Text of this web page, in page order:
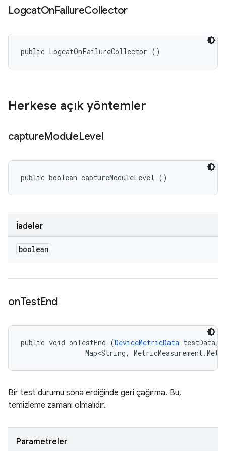
LogcatOnFailureCollector
public LogcatOnFailureCollector ()
Herkese açık yöntemler
captureModuleLevel
public boolean captureModuleLevel ()
İadeler
boolean
onTestEnd
public void onTestEnd (DeviceMetricData testData,
Map<String,
Bir test durumu sona erdiğinde geri çağırma. Bu,
temizleme zamanı olmalıdır.
Parametreler